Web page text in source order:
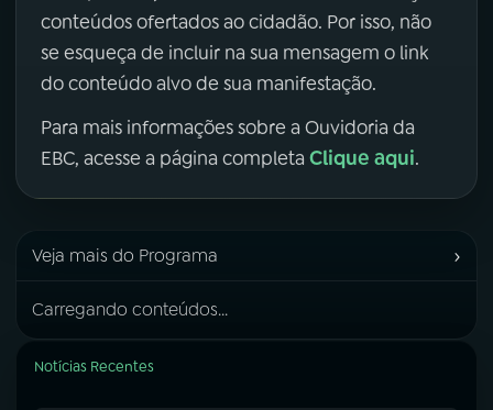
conteúdos ofertados ao cidadão. Por isso, não
se esqueça de incluir na sua mensagem o link
do conteúdo alvo de sua manifestação.
Para mais informações sobre a Ouvidoria da
EBC, acesse a página completa Clique aqui.
Veja mais do Programa ›
Carregando conteúdos...
Notícias Recentes